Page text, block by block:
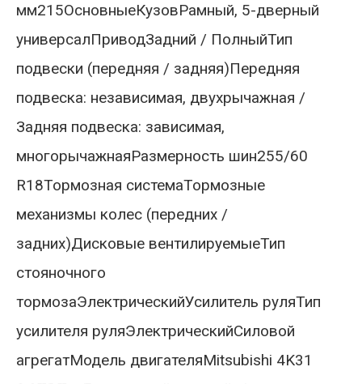
мм215ОсновныеКузовРамный, 5-дверный
универсалПриводЗадний / ПолныйТип
подвески (передняя / задняя)Передняя
подвеска: независимая, двухрычажная /
Задняя подвеска: зависимая,
многорычажнаяРазмерность шин255/60
R18Тормозная системаТормозные
механизмы колес (передних /
задних)Дисковые вентилируемыеТип
стояночного
тормозаЭлектрическийУсилитель руляТип
усилителя руляЭлектрическийСиловой
агрегатМодель двигателяMitsubishi 4K31